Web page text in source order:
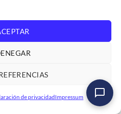
de privacidadImpressum